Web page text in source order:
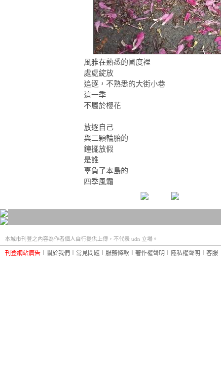
風雅在熟悉的國度裡
處處綻放
追逐，不熟悉的大街小巷
這一季
不屬於櫻花
放逐自己
與二顆輪胎的
鐘擺放假
是誰
辜負了本島的
四季風霜
本城市刊登之內容為作者個人自行提供上傳，不代表 udn 立場。
刊登網站廣告 關於我們 常見問題 服務條款 著作權聲明 隱私權聲明 客服